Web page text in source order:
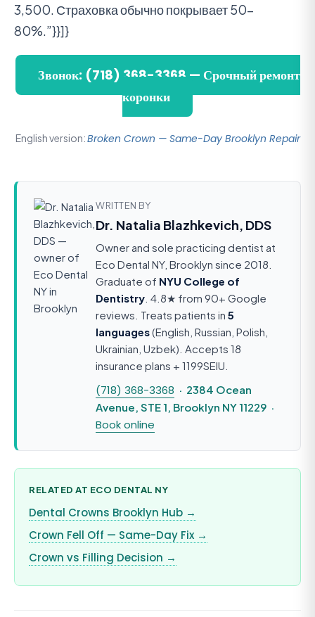
3,500. Страховка обычно покрывает 50-
80%.”}}]}
Звонок: (718) 368-3368 — Срочный ремонт
коронки
English version:Broken Crown — Same-Day Brooklyn Repair
WRITTEN BY
Dr. Natalia Blazhkevich, DDS
Owner and sole practicing dentist at
Eco Dental NY, Brooklyn since 2018.
Graduate of NYU College of
Dentistry . 4.8★ from 90+ Google
reviews. Treats patients in 5
languages(English, Russian, Polish,
Ukrainian, Uzbek). Accepts 18
insurance plans + 1199SEIU.
(718) 368-3368 · 2384 Ocean
Avenue, STE 1, Brooklyn NY 11229 ·
Book online
RELATED AT ECO DENTAL NY
Dental Crowns Brooklyn Hub →
Crown Fell Off — Same-Day Fix →
Crown vs Filling Decision →